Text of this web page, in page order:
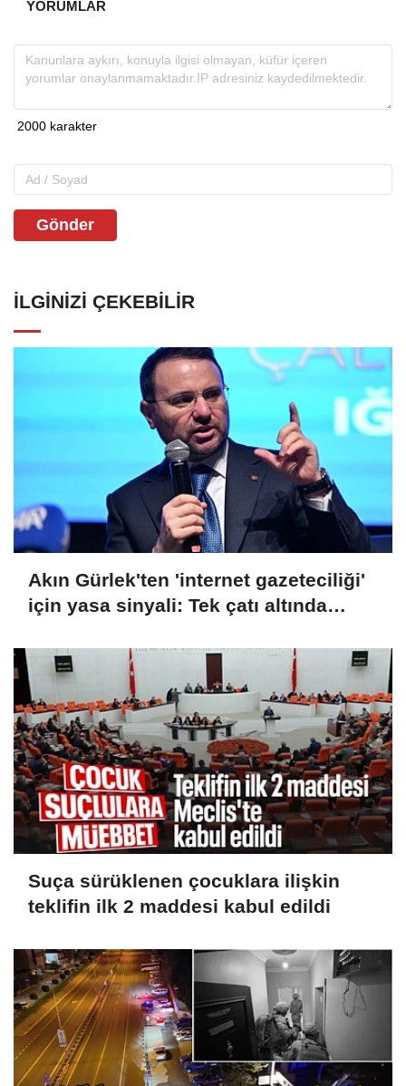
YORUMLAR
Gönder
İLGINIZI ÇEKEBILIR
Akın Gürlek'ten 'internet gazeteciliği'
için yasa sinyali: Tek çatı altında
Suça sürüklenen çocuklara ilişkin
teklifin ilk 2 maddesi kabul edildi